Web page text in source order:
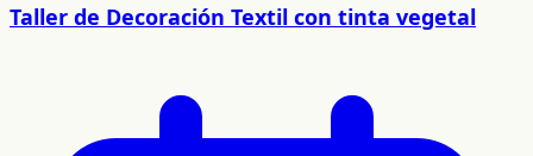
Taller de Decoración Textil con tinta vegetal